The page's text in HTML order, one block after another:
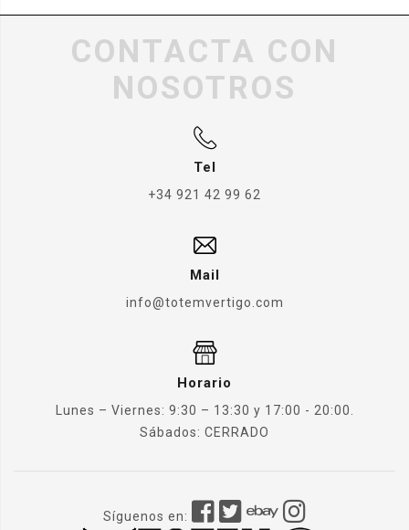
CONTACTA CON
NOSOTROS
Tel
+34 921 42 99 62
Mail
info@totemvertigo.com
Horario
Lunes – Viernes: 9:30 – 13:30 y 17:00 - 20:00.
Sábados: CERRADO
Síguenos en: